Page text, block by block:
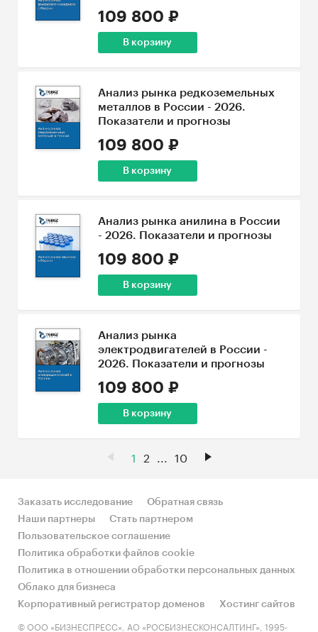
109 800 ₽
В корзину
Анализ рынка редкоземельных
металлов в России - 2026.
Показатели и прогнозы
109 800 ₽
В корзину
Анализ рынка анилина в России
- 2026. Показатели и прогнозы
109 800 ₽
В корзину
Анализ рынка
электродвигателей в России -
2026. Показатели и прогнозы
109 800 ₽
В корзину
1 2 ... 10
Заказать исследование
Обратная связь
Наши партнеры
Стать партнером
Пользовательское соглашение
Политика обработки файлов cookie
Политика в отношении обработки персональных данных
Облако для бизнеса
Корпоративный регистратор доменов
Хостинг сайтов
© ООО «БИЗНЕСПРЕСС», АО «РОСБИЗНЕСКОНСАЛТИНГ», 1995-